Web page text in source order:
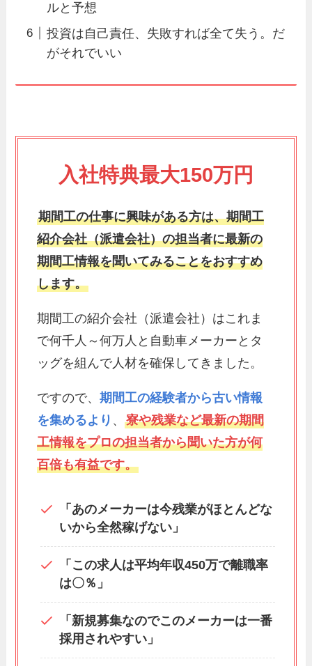
ルと予想
投資は自己責任、失敗すれば全て失う。だ
がそれでいい
入社特典最大150万円
期間工の仕事に興味がある方は、期間工
紹介会社（派遣会社）の担当者に最新の
期間工情報を聞いてみることをおすすめ
します。
期間工の紹介会社（派遣会社）はこれま
で何千人～何万人と自動車メーカーとタ
ッグを組んで人材を確保してきました。
ですので、期間工の経験者から古い情報
を集めるより 、寮や残業など最新の期間
工情報をプロの担当者から聞いた方が何
百倍も有益です。
「あのメーカーは今残業がほとんどな
いから全然稼げない」
「この求人は平均年収450万で離職率
は〇％」
「新規募集なのでこのメーカーは一番
採用されやすい」